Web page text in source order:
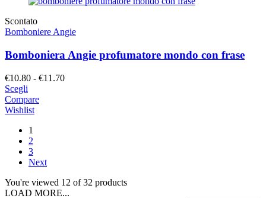
Scontato
Bomboniere Angie
Bomboniera Angie profumatore mondo con frase
€10.80 - €11.70Fascia
Scegli
Compare
Wishlist
1
2
3
Next
You're viewed 12 of 32 products
LOAD MORE...